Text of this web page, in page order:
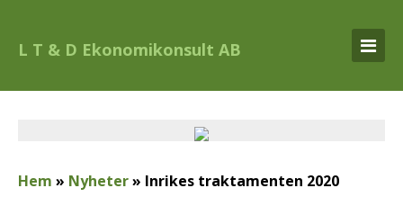
L T & D Ekonomikonsult AB
Hem » Nyheter» Inrikes traktamenten 2020